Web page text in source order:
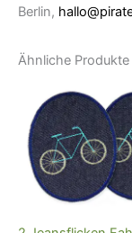
Berlin,
Ähnliche Produkte